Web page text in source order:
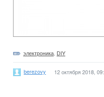
электроника DIY
berezovy 12 октября 2018,